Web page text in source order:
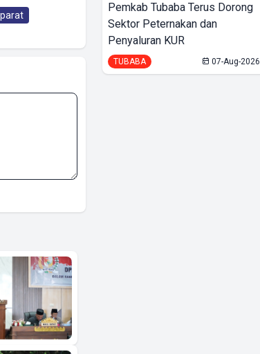
Pemkab Tubaba Terus Dorong
Sektor Peternakan dan
Penyaluran KUR
TUBABA 07-Aug-2026